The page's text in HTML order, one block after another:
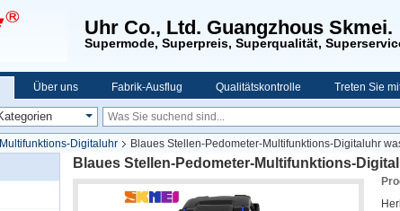
Uhr Co., Ltd. Guangzhous Skmei.
Supermode, Superpreis, Superqualität,
Über uns Fabrik-Ausflug Qualitätskontrolle Treten Sie
Multifunktions-Digitaluhr
Blaues Stellen-Pedometer-Multifunktions-Digitaluhr
Blaues Stellen-Pedometer-Multifunktions-